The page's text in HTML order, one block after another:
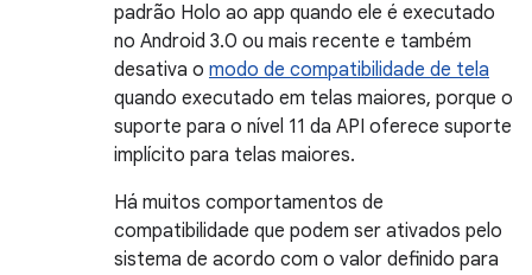
padrão Holo ao app quando ele é executado
no Android 3.0 ou mais recente e também
desativa o modo de compatibilidade de tela
quando executado em telas maiores, porque o
suporte para o nível 11 da API oferece suporte
implícito para telas maiores.
Há muitos comportamentos de
compatibilidade que podem ser ativados pelo
sistema de acordo com o valor definido para